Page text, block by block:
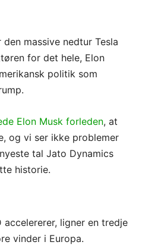
massive nedtur Tesla
for det hele, Elon
politik som
Elon Musk forleden, at
og vi ser ikke problemer
tal Jato Dynamics
historie.
accelererer, ligner en tredje
vinder i Europa.